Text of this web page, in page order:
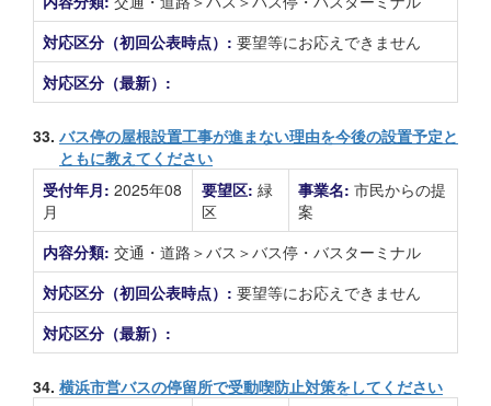
対応区分（初回公表時点）: 要望等にお応えできません
対応区分（最新）:
33. バス停の屋根設置工事が進まない理由を今後の設置予定と
ともに教えてください
受付年月: 2025年08
月
要望区: 緑
区
事業名: 市民からの提
案
内容分類: 交通・道路＞バス＞バス停・バスターミナル
対応区分（初回公表時点）: 要望等にお応えできません
対応区分（最新）:
34. 横浜市営バスの停留所で受動喫防止対策をしてください